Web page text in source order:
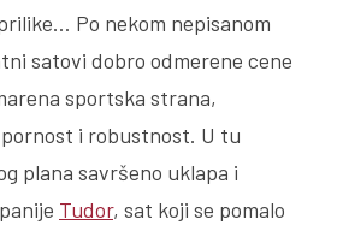
Po nekom nepisanom
satovi dobro odmerene cene
sportska strana,
i robustnost. U tu
plana savršeno uklapa i
Tudor, sat koji se pomalo